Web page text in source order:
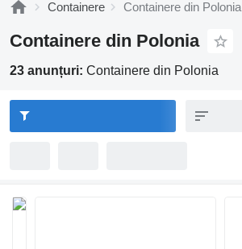
Containere Containere din Polonia
Containere din Polonia
23 anunțuri: Containere din Polonia